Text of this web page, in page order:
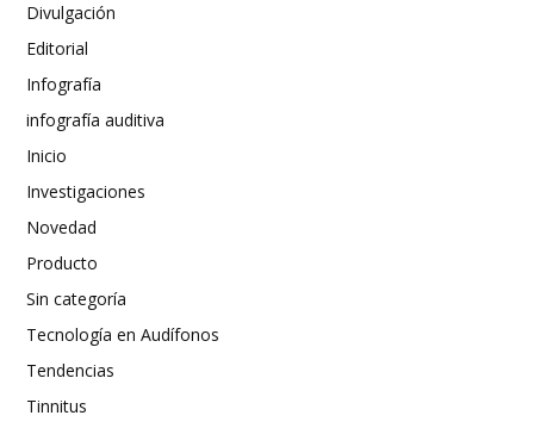
Divulgación
Editorial
Infografía
infografía auditiva
Inicio
Investigaciones
Novedad
Producto
Sin categoría
Tecnología en Audífonos
Tendencias
Tinnitus